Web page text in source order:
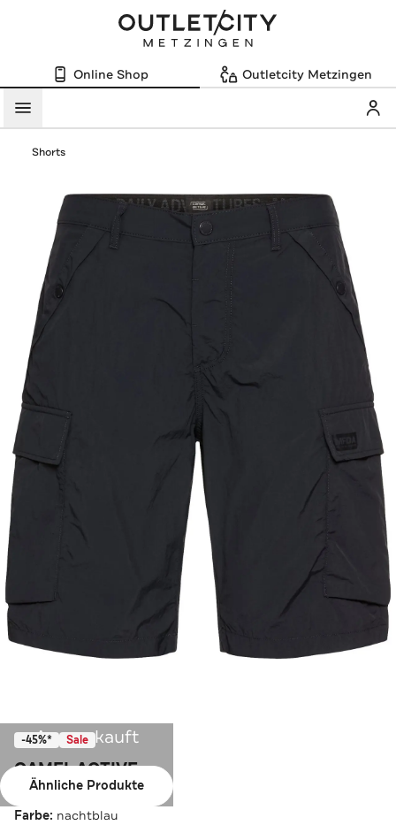
Online Shop Outletcity Metzingen
Menü
Shorts
Ausverkauft
Ähnliche Produkte
-45%* Sale
CAMEL ACTIVE
Cargo-Shorts nachtblau
Farbe: nachtblau